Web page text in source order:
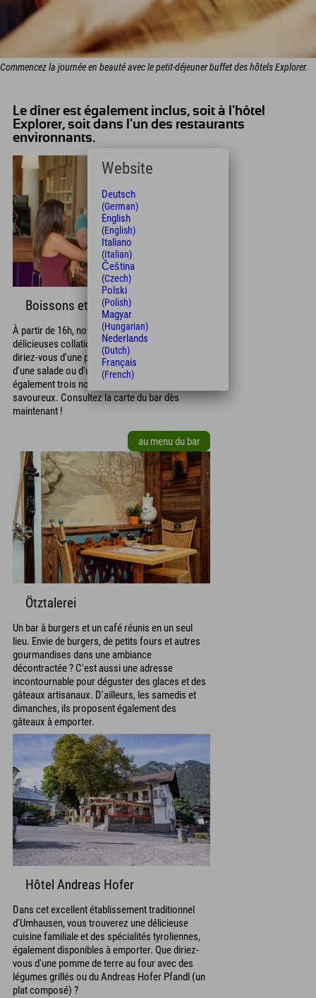
Commencez la journée en beauté avec le petit-déjeuner buffet des hôtels Explorer.
Le dîner est également inclus, soit à l'hôtel
Explorer, soit dans l'un des restaurants
environnants.
Boissons et collations
À partir de 16h, nous vous proposons de
délicieuses collations et boissons au bar. Que
diriez-vous d'une pizza, d'une tarte flambée,
d'une salade ou d'un sandwich ? Nous avons
également trois nouveaux plats chauds
savoureux. Consultez la carte du bar dès
maintenant !
au menu du bar
Ötztalerei
Un bar à burgers et un café réunis en un seul
lieu. Envie de burgers, de petits fours et autres
gourmandises dans une ambiance
décontractée ? C'est aussi une adresse
incontournable pour déguster des glaces et des
gâteaux artisanaux. D'ailleurs, les samedis et
dimanches, ils proposent également des
gâteaux à emporter.
Hôtel Andreas Hofer
Dans cet excellent établissement traditionnel
d'Umhausen, vous trouverez une délicieuse
cuisine familiale et des spécialités tyroliennes,
également disponibles à emporter. Que diriez-
vous d'une pomme de terre au four avec des
légumes grillés ou du Andreas Hofer Pfandl (un
plat composé) ?
Website
Deutsch
(German)
English
(English)
Italiano
(Italian)
Čeština
(Czech)
Polski
(Polish)
Magyar
(Hungarian)
Nederlands
(Dutch)
Français
(French)